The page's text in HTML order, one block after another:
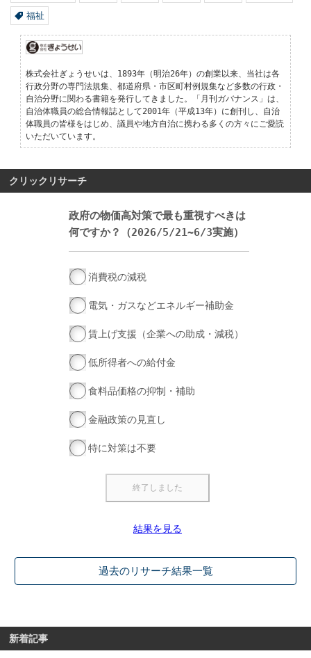
福祉
株式会社ぎょうせいは、1893年（明治26年）の創業以来、当社は各
行政分野の専門法規集、都道府県・市区町村例規集など多数の行政・
自治分野に関わる書籍を発行してきました。「月刊ガバナンス」は、
自治体職員の総合情報誌として2001年（平成13年）に創刊し、自治
体職員の皆様をはじめ、議員や地方自治に携わる多くの方々にご愛読
いただいています。
クリックリサーチ
政府の物価高対策で最も重視すべきは
何ですか？（2026/5/21~6/3実施）
消費税の減税
電気・ガスなどエネルギー補助金
賃上げ支援（企業への助成・減税）
低所得者への給付金
食料品価格の抑制・補助
金融政策の見直し
特に対策は不要
結果を見る
過去のリサーチ結果一覧
新着記事